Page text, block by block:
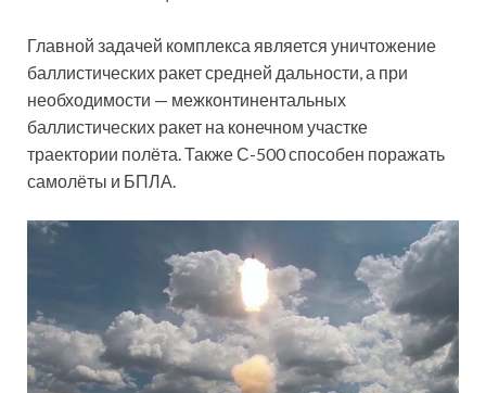
Главной задачей комплекса является уничтожение
баллистических ракет средней дальности, а при
необходимости — межконтинентальных
баллистических ракет на конечном участке
траектории полёта. Также С-500 способен поражать
самолёты и БПЛА.